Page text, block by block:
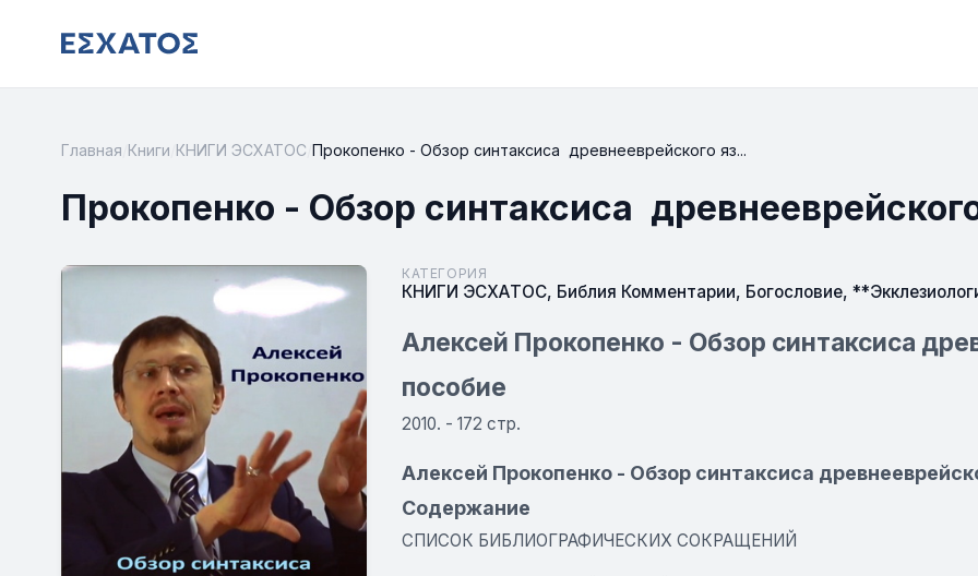
Главная Книги КНИГИ ЭСХАТОС Прокопенко - Обзор синтаксиса древнееврейского яз...
Прокопенко - Обзор синтаксиса
КАТЕГОРИЯ
КНИГИ ЭСХАТОС, Библия Комментарии, Богословие,
Алексей Прокопенко - Обзор синтаксиса
пособие
2010. - 172 стр.
Алексей Прокопенко - Обзор синтаксиса
Содержание
СПИСОК БИБЛИОГРАФИЧЕСКИХ СОКРАЩЕНИЙ